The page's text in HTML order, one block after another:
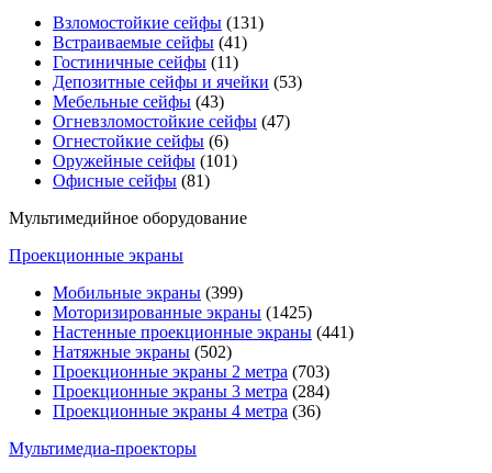
Взломостойкие сейфы (131)
Встраиваемые сейфы (41)
Гостиничные сейфы (11)
Депозитные сейфы и ячейки (53)
Мебельные сейфы (43)
Огневзломостойкие сейфы (47)
Огнестойкие сейфы (6)
Оружейные сейфы (101)
Офисные сейфы (81)
Мультимедийное оборудование
Проекционные экраны
Мобильные экраны (399)
Моторизированные экраны (1425)
Настенные проекционные экраны (441)
Натяжные экраны (502)
Проекционные экраны 2 метра (703)
Проекционные экраны 3 метра (284)
Проекционные экраны 4 метра (36)
Мультимедиa-проекторы